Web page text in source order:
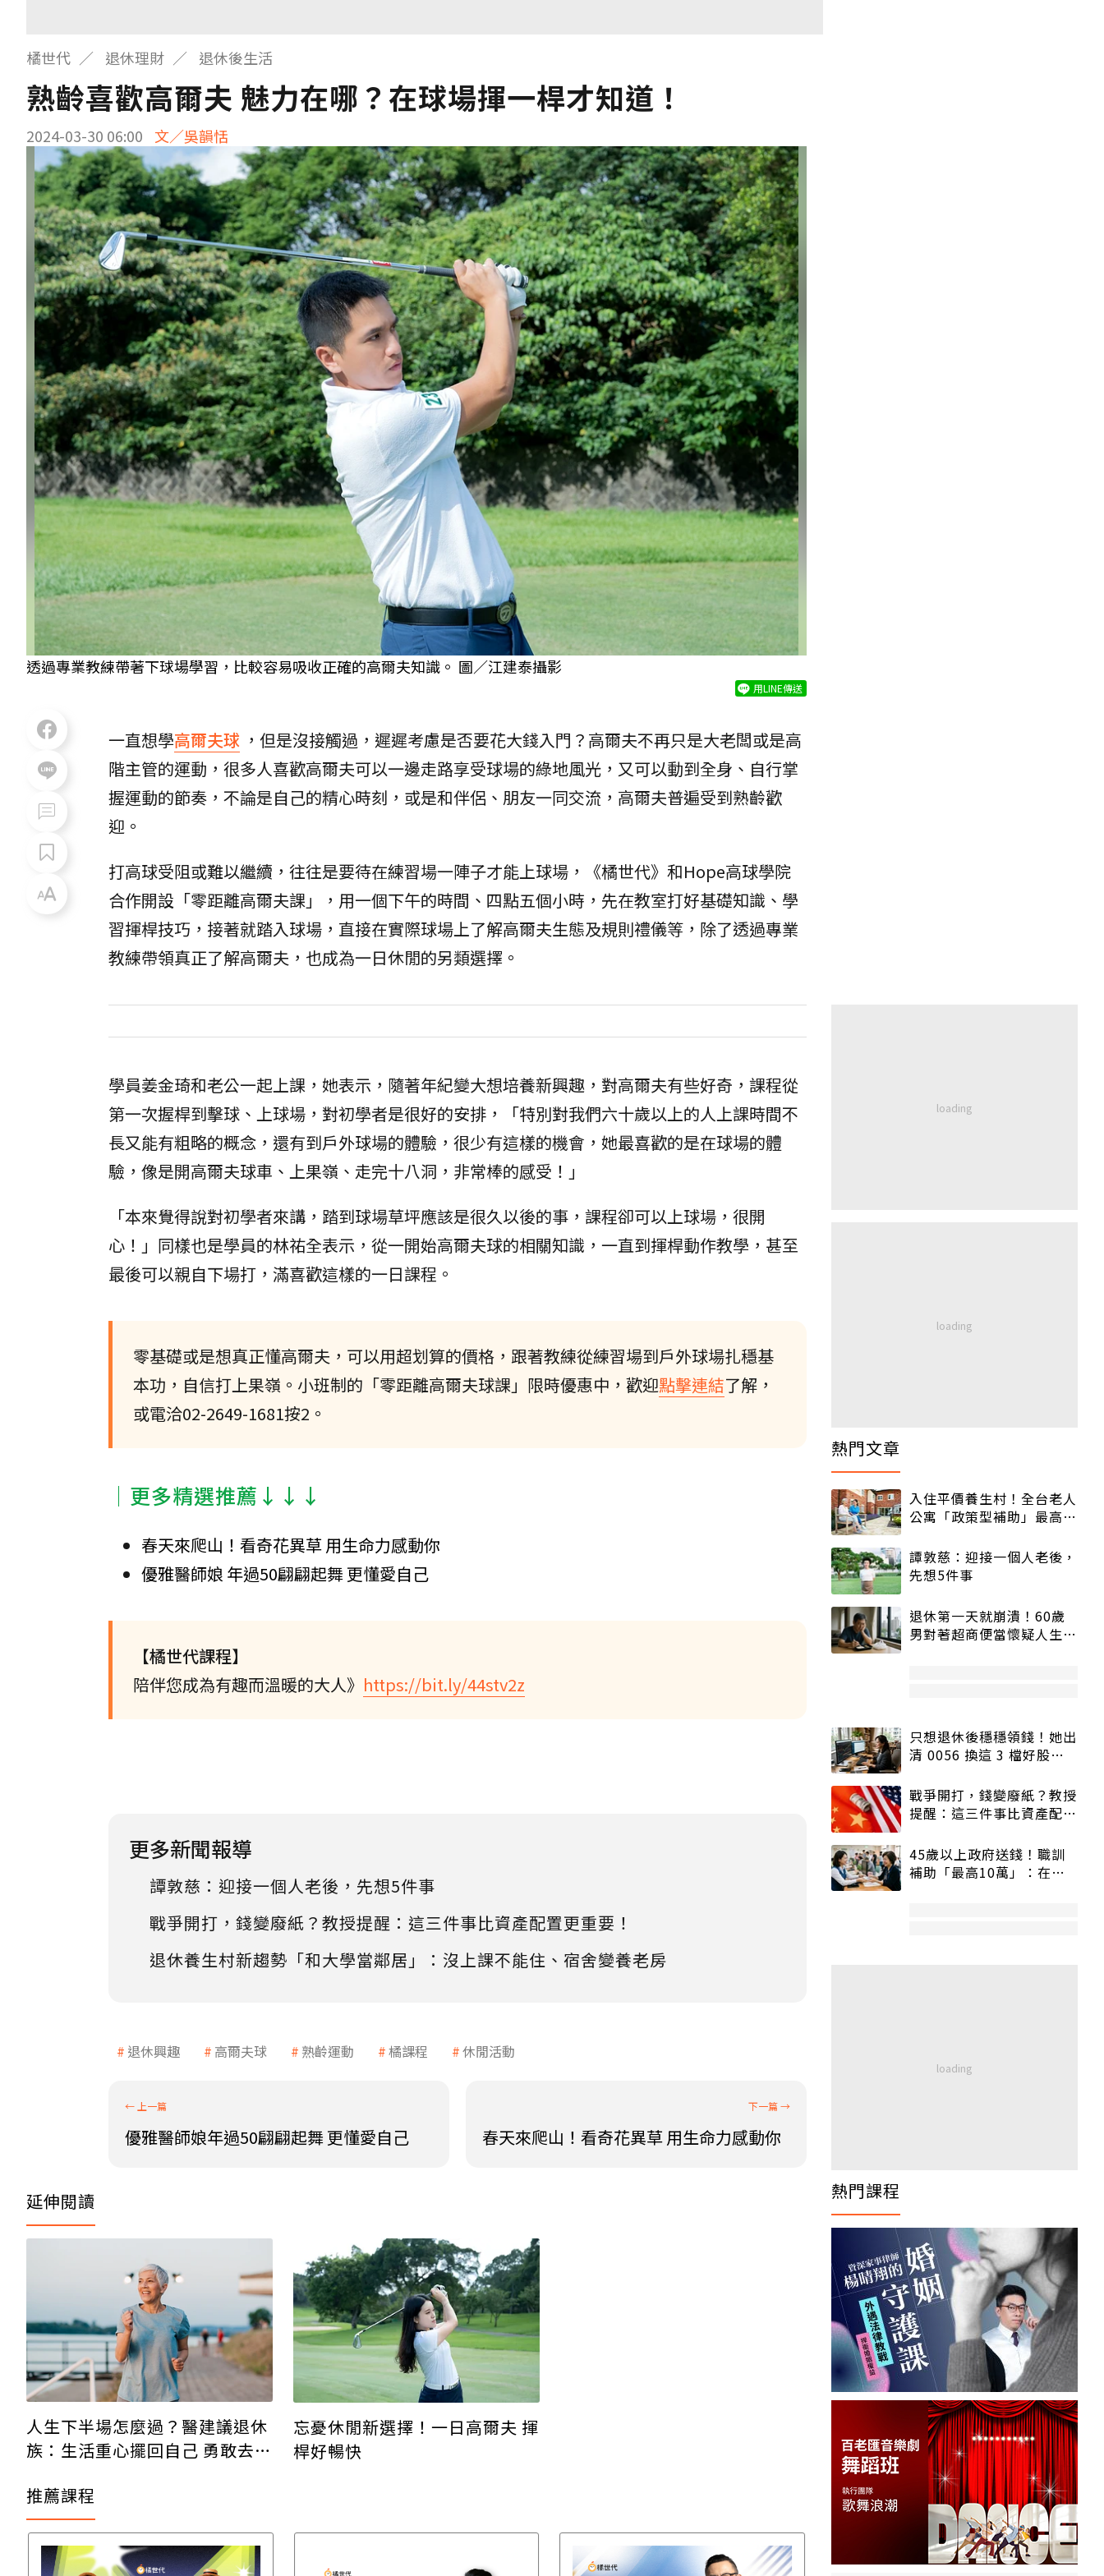
橘世代 退休理財 退休後生活
熟齡喜歡高爾夫 魅力在哪？在球場揮一桿才知道！
2024-03-30 06:00 文／吳韻恬
透過專業教練帶著下球場學習，比較容易吸收正確的高爾夫知識。 圖／江建泰攝影
用LINE傳送
一直想學高爾夫球 ，但是沒接觸過，遲遲考慮是否要花大錢入門？高爾夫不再只是大老闆或是高
階主管的運動，很多人喜歡高爾夫可以一邊走路享受球場的綠地風光，又可以動到全身、自行掌
握運動的節奏，不論是自己的精心時刻，或是和伴侶、朋友一同交流，高爾夫普遍受到熟齡歡
迎。
打高球受阻或難以繼續，往往是要待在練習場一陣子才能上球場，《橘世代》和Hope高球學院
合作開設「零距離高爾夫課」，用一個下午的時間、四點五個小時，先在教室打好基礎知識、學
習揮桿技巧，接著就踏入球場，直接在實際球場上了解高爾夫生態及規則禮儀等，除了透過專業
教練帶領真正了解高爾夫，也成為一日休閒的另類選擇。
學員姜金琦和老公一起上課，她表示，隨著年紀變大想培養新興趣，對高爾夫有些好奇，課程從
第一次握桿到擊球、上球場，對初學者是很好的安排，「特別對我們六十歲以上的人上課時間不
長又能有粗略的概念，還有到戶外球場的體驗，很少有這樣的機會，她最喜歡的是在球場的體
驗，像是開高爾夫球車、上果嶺、走完十八洞，非常棒的感受！」
「本來覺得說對初學者來講，踏到球場草坪應該是很久以後的事，課程卻可以上球場，很開
心！」同樣也是學員的林祐全表示，從一開始高爾夫球的相關知識，一直到揮桿動作教學，甚至
最後可以親自下場打，滿喜歡這樣的一日課程。
零基礎或是想真正懂高爾夫，可以用超划算的價格，跟著教練從練習場到戶外球場扎穩基
本功，自信打上果嶺。小班制的「零距離高爾夫球課」限時優惠中，歡迎點擊連結了解，
或電洽02-2649-1681按2。
│更多精選推薦↓↓↓
春天來爬山！看奇花異草 用生命力感動你
優雅醫師娘 年過50翩翩起舞 更懂愛自己
【橘世代課程】
陪伴您成為有趣而溫暖的大人》 https://bit.ly/44stv2z
更多新聞報導
譚敦慈：迎接一個人老後，先想5件事
戰爭開打，錢變廢紙？教授提醒：這三件事比資產配置更重要！
退休養生村新趨勢「和大學當鄰居」：沒上課不能住、宿舍變養老房
退休興趣 高爾夫球 熟齡運動 橘課程 休閒活動
優雅醫師娘年過50翩翩起舞 更懂愛自己 春天來爬山！看奇花異草 用生命力感動你
延伸閱讀
人生下半場怎麼過？醫建議退休
族：生活重心擺回自己 勇敢去嘗
忘憂休閒新選擇！一日高爾夫 揮
桿好暢快
推薦課程
熱門文章
入住平價養生村！全台老人
公寓「政策型補助」最高打
譚敦慈：迎接一個人老後，
先想5件事
退休第一天就崩潰！60歲
男對著超商便當懷疑人生
只想退休後穩穩領錢！她出
清 0056 換這 3 檔好股：
戰爭開打，錢變廢紙？教授
提醒：這三件事比資產配置
45歲以上政府送錢！職訓
補助「最高10萬」：在
熱門課程